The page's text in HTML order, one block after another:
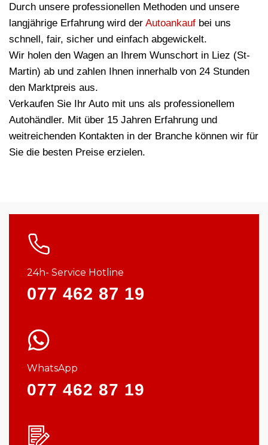
Durch unsere professionellen Methoden und unsere
langjährige Erfahrung wird der Autoankauf bei uns
schnell, fair, sicher und einfach abgewickelt.
Wir holen den Wagen an Ihrem Wunschort in Liez (St-
Martin) ab und zahlen Ihnen innerhalb von 24 Stunden
den Marktpreis aus.
Verkaufen Sie Ihr Auto mit uns als professionellem
Autohändler. Mit über 15 Jahren Erfahrung und
weitreichenden Kontakten in der Branche können wir für
Sie die besten Preise erzielen.
24h- Service Hotline
077 462 87 19
WhatsApp
077 462 87 19